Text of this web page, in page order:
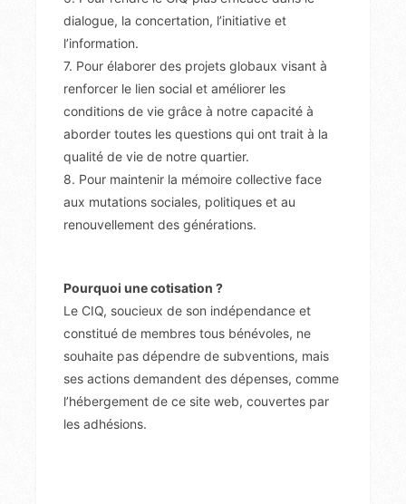
dialogue, la concertation, l’initiative et
l’information.
7. Pour élaborer des projets globaux visant à
renforcer le lien social et améliorer les
conditions de vie grâce à notre capacité à
aborder toutes les questions qui ont trait à la
qualité de vie de notre quartier.
8. Pour maintenir la mémoire collective face
aux mutations sociales, politiques et au
renouvellement des générations.
Pourquoi une cotisation ?
Le CIQ, soucieux de son indépendance et
constitué de membres tous bénévoles, ne
souhaite pas dépendre de subventions, mais
ses actions demandent des dépenses, comme
l’hébergement de ce site web, couvertes par
les adhésions.